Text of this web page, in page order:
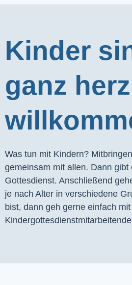
Kinder
ganz
Was tun mit Kindern?
gemeinsam mit allen. Dann
Gottesdienst. Anschließend
je nach Alter in verschiedene
bist, dann geh gerne einfach